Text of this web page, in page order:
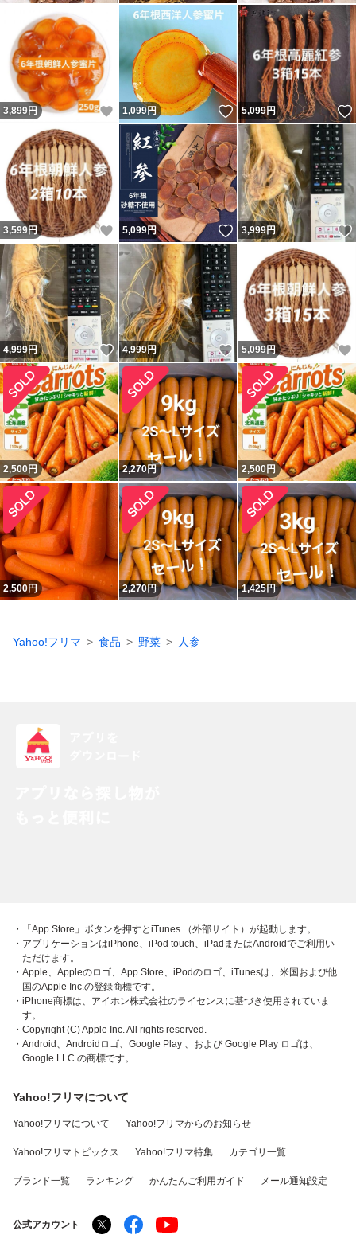
3,899円 いいね！
1,099円 いいね！
5,099円
3,599円 いいね！
5,099円 いいね！
3,999円
4,999円 いいね！
4,999円 いいね！
5,099円
2,500円 2,270円 2,500円
2,500円 2,270円 1,425円
Yahoo!フリマ 食品 野菜 人参
・「App Store」ボタンを押すとiTunes （外部サイト）が起動します。
・アプリケーションはiPhone、iPod touch、iPadまたはAndroidでご利用い
ただけます。
・Apple、Appleのロゴ、App Store、iPodのロゴ、iTunesは、米国および他
国のApple Inc.の登録商標です。
・iPhone商標は、アイホン株式会社のライセンスに基づき使用されていま
す。
・Copyright (C) Apple Inc. All rights reserved.
・Android、Androidロゴ、Google Play 、および Google Play ロゴは、
Google LLC の商標です。
Yahoo!フリマについて
Yahoo!フリマについて Yahoo!フリマからのお知らせ
Yahoo!フリマトピックス Yahoo!フリマ特集 カテゴリ一覧
ブランド一覧 ランキング かんたんご利用ガイド メール通知設定
公式アカウント